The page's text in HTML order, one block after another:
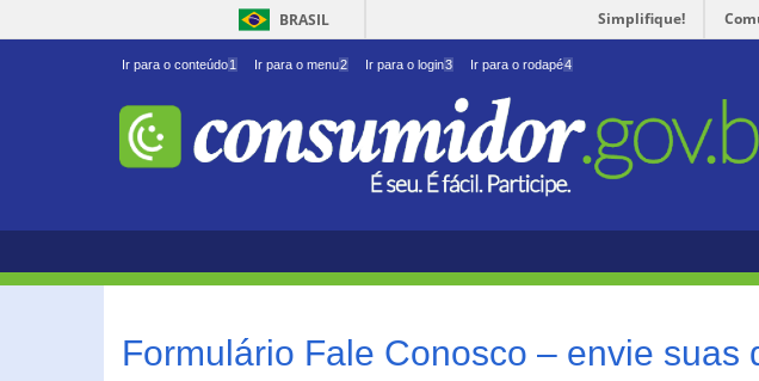
BRASIL Simplifique!
Ir para o conteúdo1 Ir para o menu2 Ir para o login3 Ir para o rodapé4
Formulário Fale Conosco – envie